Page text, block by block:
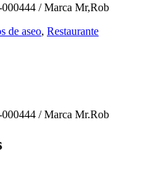
/ Marca Mr,Rob
de aseo, Restaurante
/ Marca Mr.Rob